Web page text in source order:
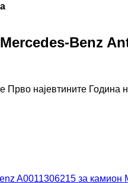
Benz
Прво најевтините Година